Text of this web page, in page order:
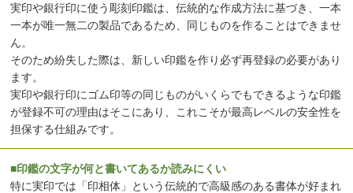
実印や銀行印に使う彫刻印鑑は、伝統的な作成方法に基づき、一本
一本が唯一無二の製品であるため、同じものを作ることはできませ
ん。
そのため紛失した際は、新しい印鑑を作り必ず再登録の必要があり
ます。
実印や銀行印にゴム印等の同じものがいくらでもできるような印鑑
が登録不可の理由はそこにあり、これこそが最高レベルの安全性を
担保する仕組みです。
■印鑑の文字が何と書いてあるか読みにくい
特に実印では「印相体」という伝統的で高級感のある書体が好まれ